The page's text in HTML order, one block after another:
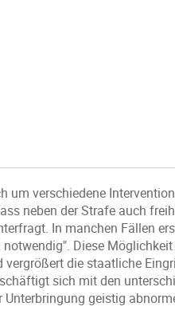
um verschiedene
neben der Strafe auch
In manchen Fällen
Diese
die staatliche
sich mit den
geistig